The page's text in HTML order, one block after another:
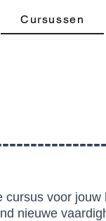
Cursussen
cursus voor
nieuwe